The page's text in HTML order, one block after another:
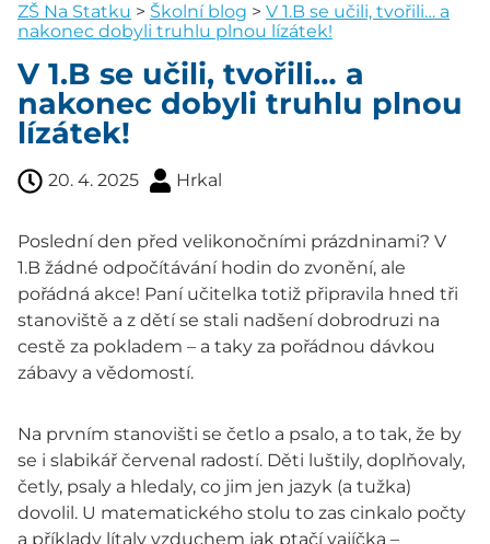
ZŠ Na Statku > Školní blog > V 1.B se učili, tvořili… a
nakonec dobyli truhlu plnou lízátek!
V 1.B se učili, tvořili… a
nakonec dobyli truhlu plnou
lízátek!
20. 4. 2025 Hrkal
Poslední den před velikonočními prázdninami? V
1.B žádné odpočítávání hodin do zvonění, ale
pořádná akce! Paní učitelka totiž připravila hned tři
stanoviště a z dětí se stali nadšení dobrodruzi na
cestě za pokladem – a taky za pořádnou dávkou
zábavy a vědomostí.
Na prvním stanovišti se četlo a psalo, a to tak, že by
se i slabikář červenal radostí. Děti luštily, doplňovaly,
četly, psaly a hledaly, co jim jen jazyk (a tužka)
dovolil. U matematického stolu to zas cinkalo počty
a příklady lítaly vzduchem jak ptačí vajíčka –